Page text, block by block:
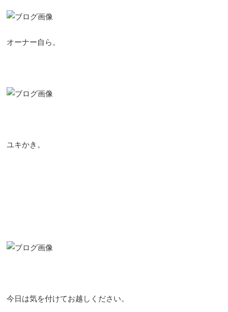
オーナー自ら。
ユキかき。
今日は気を付けてお越しください。